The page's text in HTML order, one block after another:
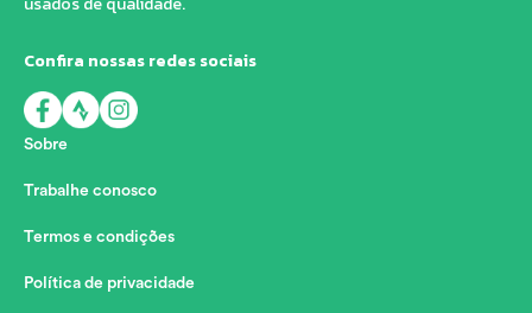
Confira nossas redes sociais
Sobre
Trabalhe conosco
Termos e condições
Política de privacidade